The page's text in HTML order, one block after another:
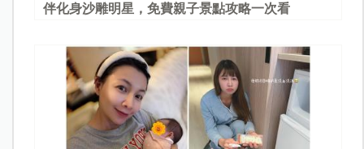
伴化身沙雕明星，免費親子景點攻略一次看